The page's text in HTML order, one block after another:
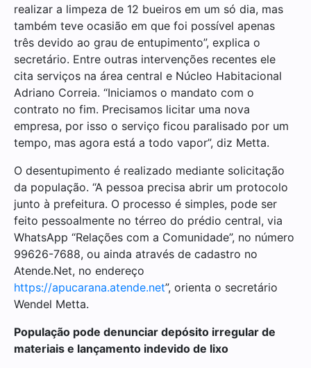
realizar a limpeza de 12 bueiros em um só dia, mas
também teve ocasião em que foi possível apenas
três devido ao grau de entupimento”, explica o
secretário. Entre outras intervenções recentes ele
cita serviços na área central e Núcleo Habitacional
Adriano Correia. “Iniciamos o mandato com o
contrato no fim. Precisamos licitar uma nova
empresa, por isso o serviço ficou paralisado por um
tempo, mas agora está a todo vapor”, diz Metta.
O desentupimento é realizado mediante solicitação
da população. “A pessoa precisa abrir um protocolo
junto à prefeitura. O processo é simples, pode ser
feito pessoalmente no térreo do prédio central, via
WhatsApp “Relações com a Comunidade”, no número
99626-7688, ou ainda através de cadastro no
Atende.Net, no endereço
https://apucarana.atende.net”, orienta o secretário
Wendel Metta.
População pode denunciar depósito irregular de
materiais e lançamento indevido de lixo